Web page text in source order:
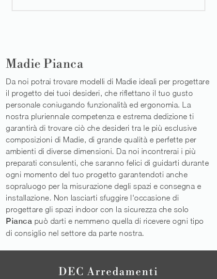
Madie Pianca
Da noi potrai trovare modelli di Madie ideali per progettare
il progetto dei tuoi desideri, che riflettano il tuo gusto
personale coniugando funzionalità ed ergonomia. La
nostra pluriennale competenza e estrema dedizione ti
garantirà di trovare ciò che desideri tra le più esclusive
composizioni di Madie, di grande qualità e perfette per
ambienti di diverse dimensioni. Da noi incontrerai i più
preparati consulenti, che saranno felici di guidarti durante
ogni momento del tuo progetto garantendoti anche
sopraluogo per la misurazione degli spazi e consegna e
installazione. Non lasciarti sfuggire l'occasione di
progettare gli spazi indoor con la sicurezza che solo
Pianca può darti e nemmeno quella di ricevere ogni tipo
di consiglio nel settore da parte nostra.
DEC Arredamenti